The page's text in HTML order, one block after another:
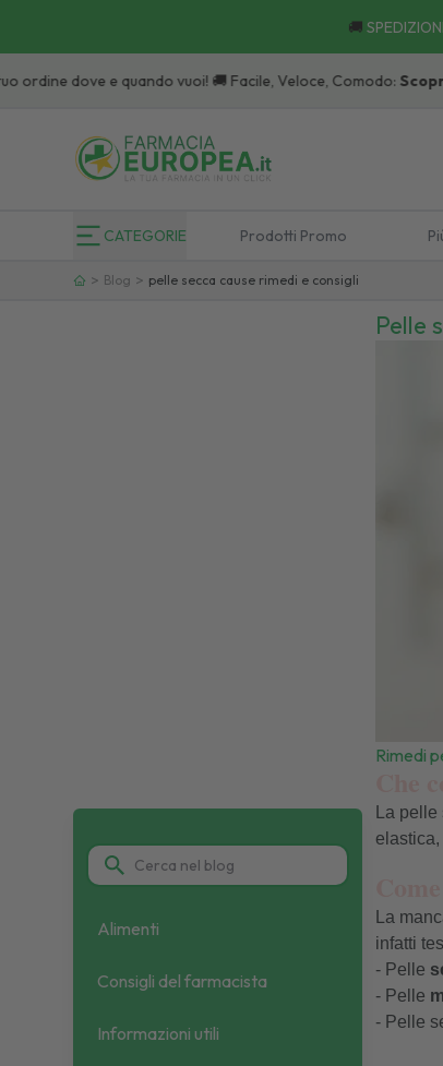
🚚 SPEDIZIONI
e quando vuoi! 🚚 Facile, Veloce, Comodo:Scoprii Punti di
CATEGORIE Prodotti Promo
> Blog > pelle secca cause rimedi e consigli
Alimenti
Consigli del farmacista
Informazioni utili
Pelle
Rimedi
La
La
infatti
- Pelle
- Pelle
- Pelle